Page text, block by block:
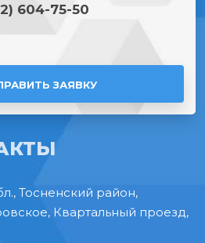
604-75-50
ЗАЯВКУ
Тосненский район,
Квартальный проезд,